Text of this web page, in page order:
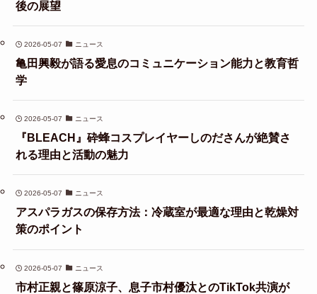
後の展望
2026-05-07 ニュース
亀田興毅が語る愛息のコミュニケーション能力と教育哲
学
2026-05-07 ニュース
『BLEACH』砕蜂コスプレイヤーしのださんが絶賛さ
れる理由と活動の魅力
2026-05-07 ニュース
アスパラガスの保存方法：冷蔵室が最適な理由と乾燥対
策のポイント
2026-05-07 ニュース
市村正親と篠原涼子、息子市村優汰とのTikTok共演が